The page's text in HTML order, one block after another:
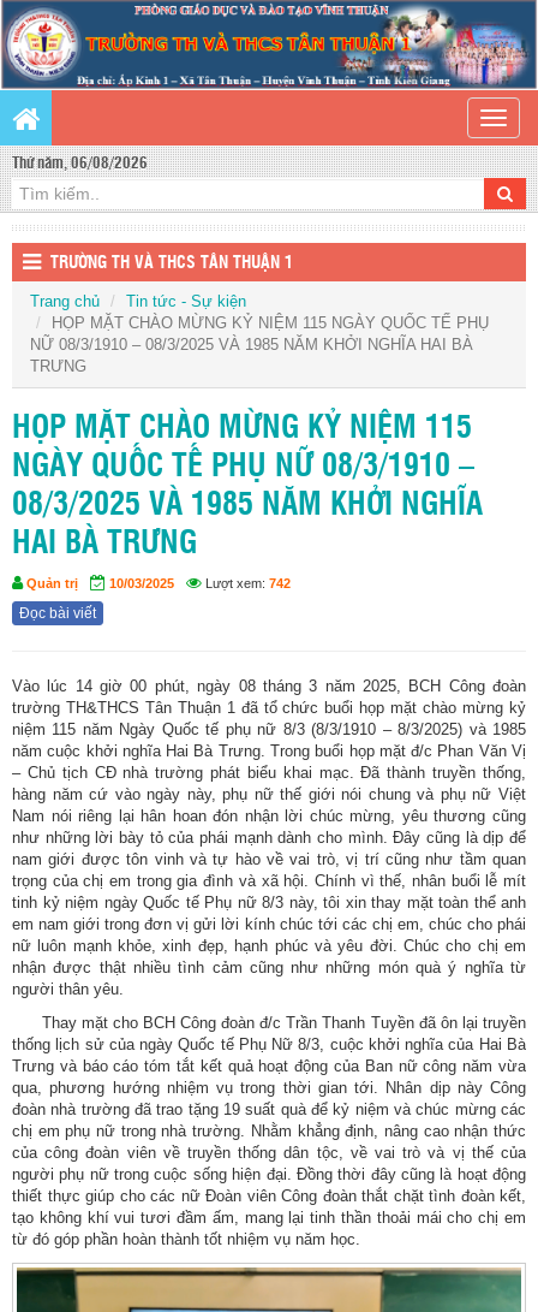
Toggle
Thứ năm, 06/08/2026
TRƯỜNG TH VÀ THCS TÂN THUẬN 1
Trang chủ
Tin tức - Sự kiện
HỌP MẶT CHÀO MỪNG KỶ NIỆM 115 NGÀY QUỐC TẾ PHỤ
NỮ 08/3/1910 – 08/3/2025 VÀ 1985 NĂM KHỞI NGHĨA HAI BÀ
TRƯNG
HỌP MẶT CHÀO MỪNG KỶ NIỆM 115
NGÀY QUỐC TẾ PHỤ NỮ 08/3/1910 –
08/3/2025 VÀ 1985 NĂM KHỞI NGHĨA
HAI BÀ TRƯNG
Quản trị 10/03/2025 Lượt xem: 742
Đọc bài viết
Vào lúc 14 giờ 00 phút, ngày 08 tháng 3 năm 2025, BCH Công đoàn
trường TH&THCS Tân Thuận 1 đã tổ chức buổi họp mặt chào mừng kỷ
niệm 115 năm Ngày Quốc tế phụ nữ 8/3 (8/3/1910 – 8/3/2025) và 1985
năm cuộc khởi nghĩa Hai Bà Trưng. Trong buổi họp mặt đ/c Phan Văn Vị
– Chủ tịch CĐ nhà trường phát biểu khai mạc. Đã thành truyền thống,
hàng năm cứ vào ngày này, phụ nữ thế giới nói chung và phụ nữ Việt
Nam nói riêng lại hân hoan đón nhận lời chúc mừng, yêu thương cũng
như những lời bày tỏ của phái mạnh dành cho mình. Đây cũng là dịp để
nam giới được tôn vinh và tự hào về vai trò, vị trí cũng như tầm quan
trọng của chị em trong gia đình và xã hội. Chính vì thế, nhân buổi lễ mít
tinh kỷ niệm ngày Quốc tế Phụ nữ 8/3 này, tôi xin thay mặt toàn thể anh
em nam giới trong đơn vị gửi lời kính chúc tới các chị em, chúc cho phái
nữ luôn mạnh khỏe, xinh đẹp, hạnh phúc và yêu đời. Chúc cho chị em
nhận được thật nhiều tình cảm cũng như những món quà ý nghĩa từ
người thân yêu.
Thay mặt cho BCH Công đoàn đ/c Trần Thanh Tuyền đã ôn lại truyền
thống lịch sử của ngày Quốc tế Phụ Nữ 8/3, cuộc khởi nghĩa của Hai Bà
Trưng và báo cáo tóm tắt kết quả hoạt động của Ban nữ công năm vừa
qua, phương hướng nhiệm vụ trong thời gian tới. Nhân dịp này Công
đoàn nhà trường đã trao tặng 19 suất quà để kỷ niệm và chúc mừng các
chị em phụ nữ trong nhà trường. Nhằm khẳng định, nâng cao nhận thức
của công đoàn viên về truyền thống dân tộc, về vai trò và vị thế của
người phụ nữ trong cuộc sống hiện đại. Đồng thời đây cũng là hoạt động
thiết thực giúp cho các nữ Đoàn viên Công đoàn thắt chặt tình đoàn kết,
tạo không khí vui tươi đầm ấm, mang lại tinh thần thoải mái cho chị em
từ đó góp phần hoàn thành tốt nhiệm vụ năm học.